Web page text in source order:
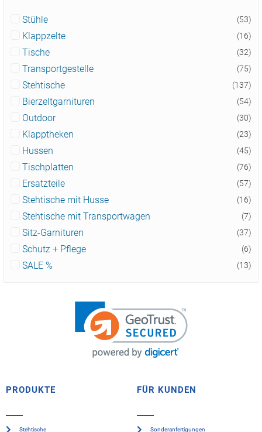
Stühle (53)
Klappzelte (16)
Tische (32)
Transportgestelle (75)
Stehtische (137)
Bierzeltgarnituren (54)
Outdoor (30)
Klapptheken (23)
Hussen (45)
Tischplatten (76)
Ersatzteile (57)
Stehtische mit Husse (16)
Stehtische mit Transportwagen (7)
Sitz-Garnituren (37)
Schutz + Pflege (6)
SALE % (13)
PRODUKTE
Stehtische
FÜR KUNDEN
Sonderanfertigungen